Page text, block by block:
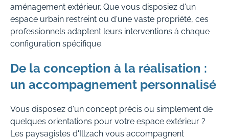
aménagement extérieur. Que vous disposiez d'un
espace urbain restreint ou d'une vaste propriété, ces
professionnels adaptent leurs interventions à chaque
configuration spécifique.
De la conception à la réalisation :
un accompagnement personnalisé
Vous disposez d'un concept précis ou simplement de
quelques orientations pour votre espace extérieur ?
Les paysagistes d'Illzach vous accompagnent